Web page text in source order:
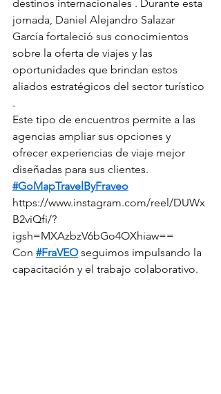
destinos internacionales . Durante esta
jornada, Daniel Alejandro Salazar
García fortaleció sus conocimientos
sobre la oferta de viajes y las
oportunidades que brindan estos
aliados estratégicos del sector turístico
.
Este tipo de encuentros permite a las
agencias ampliar sus opciones y
ofrecer experiencias de viaje mejor
diseñadas para sus clientes.
#GoMapTravelByFraveo
https://www.instagram.com/reel/DUWx
B2viQfi/?
igsh=MXAzbzV6bGo4OXhiaw==
Con #FraVEO seguimos impulsando la
capacitación y el trabajo colaborativo.